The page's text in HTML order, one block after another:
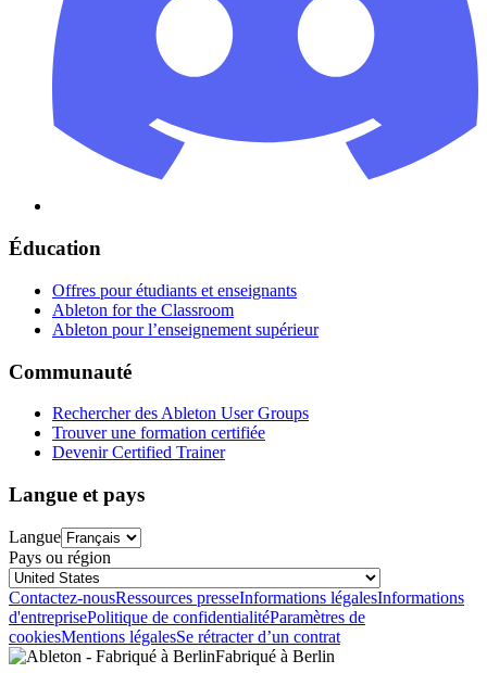
Éducation
Offres pour étudiants et enseignants
Ableton for the Classroom
Ableton pour l’enseignement supérieur
Communauté
Rechercher des Ableton User Groups
Trouver une formation certifiée
Devenir Certified Trainer
Langue et pays
Langue
Pays ou région
Contactez-nousRessources presseInformations légalesInformations
d'entreprisePolitique de confidentialitéParamètres de
cookiesMentions légalesSe rétracter d’un contrat
Fabriqué à Berlin